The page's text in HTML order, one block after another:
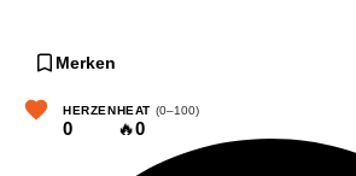
Merken
HERZEN
0
HEAT (0–100)
🔥0